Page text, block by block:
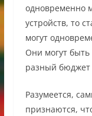
одновременно
устройств, то
могут
Они могут
разный
Разумеется,
признаются,